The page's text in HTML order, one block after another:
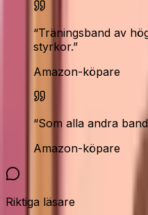
“Träningsband av
styrkor.”
Amazon-köpare
“Som alla andra
Amazon-köpare
Riktiga läsare